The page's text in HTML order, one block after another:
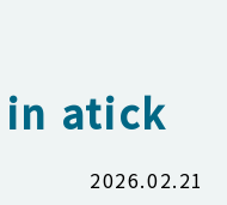
in atick
2026.02.21